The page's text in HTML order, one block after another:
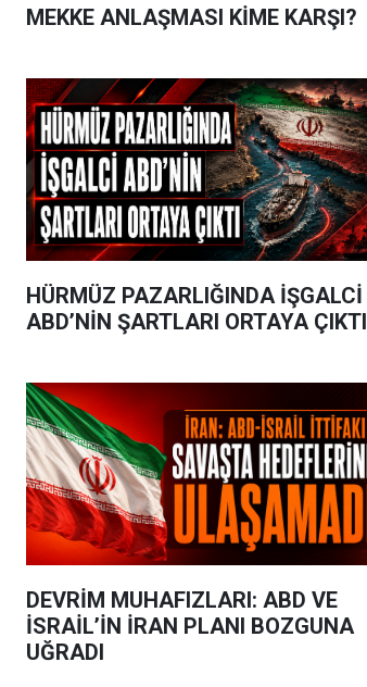
MEKKE ANLAŞMASI KİME KARŞI?
HÜRMÜZ PAZARLIĞINDA İŞGALCİ
ABD’NİN ŞARTLARI ORTAYA ÇIKTI
DEVRİM MUHAFIZLARI: ABD VE
İSRAİL’İN İRAN PLANI BOZGUNA
UĞRADI